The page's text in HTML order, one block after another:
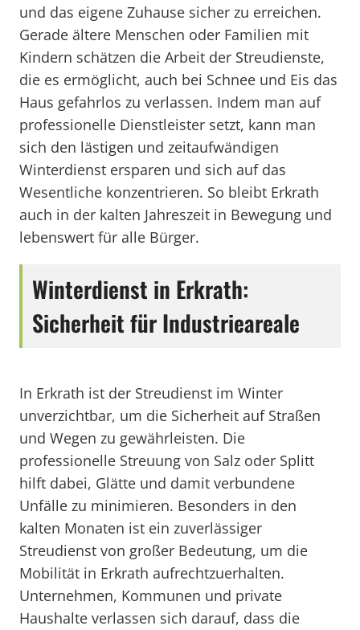
und das eigene Zuhause sicher zu erreichen.
Gerade ältere Menschen oder Familien mit
Kindern schätzen die Arbeit der Streudienste,
die es ermöglicht, auch bei Schnee und Eis das
Haus gefahrlos zu verlassen. Indem man auf
professionelle Dienstleister setzt, kann man
sich den lästigen und zeitaufwändigen
Winterdienst ersparen und sich auf das
Wesentliche konzentrieren. So bleibt Erkrath
auch in der kalten Jahreszeit in Bewegung und
lebenswert für alle Bürger.
Winterdienst in Erkrath:
Sicherheit für Industrieareale
In Erkrath ist der Streudienst im Winter
unverzichtbar, um die Sicherheit auf Straßen
und Wegen zu gewährleisten. Die
professionelle Streuung von Salz oder Splitt
hilft dabei, Glätte und damit verbundene
Unfälle zu minimieren. Besonders in den
kalten Monaten ist ein zuverlässiger
Streudienst von großer Bedeutung, um die
Mobilität in Erkrath aufrechtzuerhalten.
Unternehmen, Kommunen und private
Haushalte verlassen sich darauf, dass die